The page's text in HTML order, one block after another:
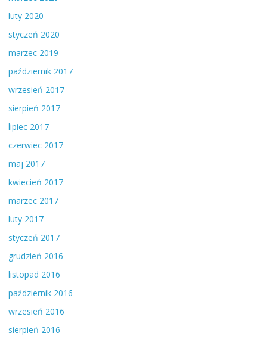
luty 2020
styczeń 2020
marzec 2019
październik 2017
wrzesień 2017
sierpień 2017
lipiec 2017
czerwiec 2017
maj 2017
kwiecień 2017
marzec 2017
luty 2017
styczeń 2017
grudzień 2016
listopad 2016
październik 2016
wrzesień 2016
sierpień 2016